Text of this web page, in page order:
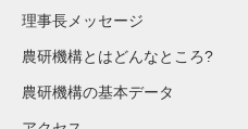
理事長メッセージ
農研機構とはどんなところ?
農研機構の基本データ